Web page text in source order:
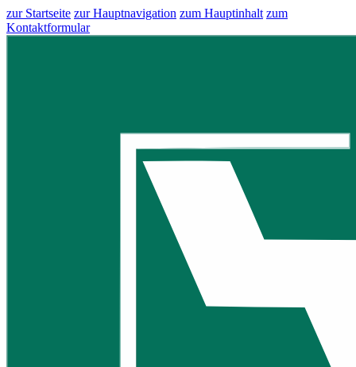
zur Startseite zur Hauptnavigation zum Hauptinhalt zum
Kontaktformular